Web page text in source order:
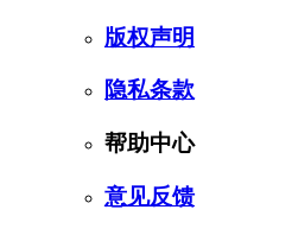
版权声明
隐私条款
帮助中心
意见反馈